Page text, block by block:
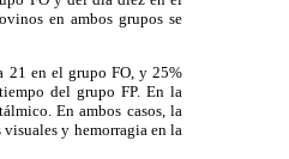
en ambos grupos se
21 en el grupo FO, y 25%
del grupo FP. En la
En ambos casos, la
y hemorragia en la